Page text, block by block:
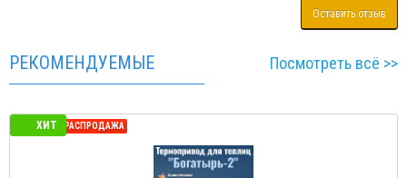
Оставить отзыв
РЕКОМЕНДУЕМЫЕ Посмотреть всё >>
ХИТ
СЕЗОННАЯ РАСПРОДАЖА